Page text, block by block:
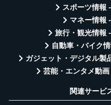
スポーツ情報
マネー情報
旅行・観光情報
自動車・バイク
ガジェット・デジタル製
芸能・エンタメ動
関連サービ